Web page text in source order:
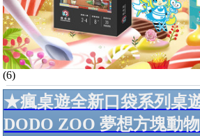
(6)
★瘋桌遊全新口袋系列桌
DODO ZOO 夢想方塊動